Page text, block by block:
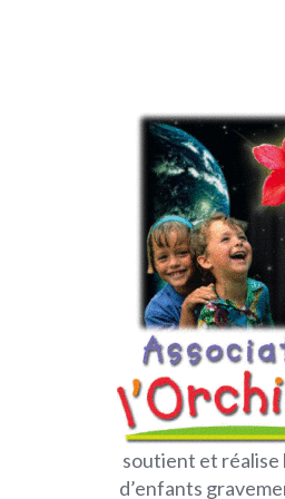
soutient et réalise
d’enfants